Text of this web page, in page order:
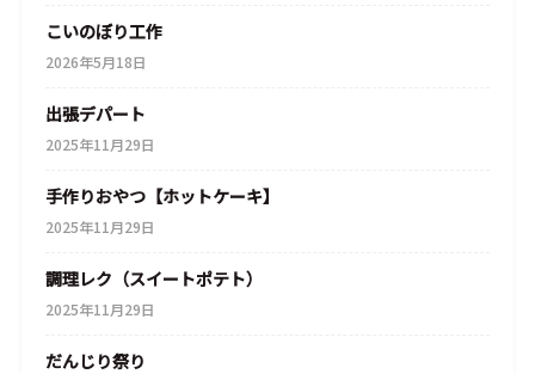
こいのぼり工作
2026年5月18日
出張デパート
2025年11月29日
手作りおやつ【ホットケーキ】
2025年11月29日
調理レク（スイートポテト）
2025年11月29日
だんじり祭り